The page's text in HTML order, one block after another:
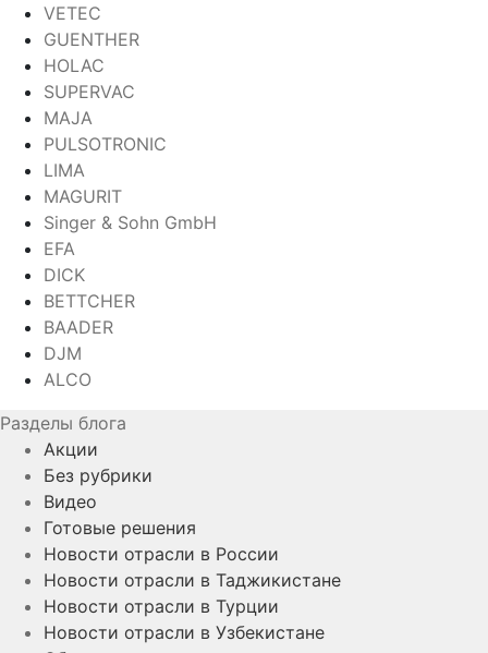
VETEC
GUENTHER
HOLAC
SUPERVAC
MAJA
PULSOTRONIC
LIMA
MAGURIT
Singer & Sohn GmbH
EFA
DICK
BETTCHER
BAADER
DJM
ALCO
Разделы блога
Акции
Без рубрики
Видео
Готовые решения
Новости отрасли в России
Новости отрасли в Таджикистане
Новости отрасли в Турции
Новости отрасли в Узбекистане